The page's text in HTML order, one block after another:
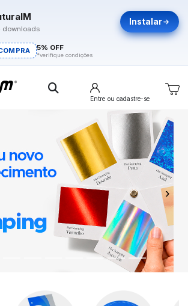
downloads
Instalar
5% OFF
*verifique condições
Entre ou cadastre-se
Next